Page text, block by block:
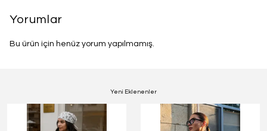
Yorumlar
Bu ürün için henüz yorum yapılmamış.
Yeni Eklenenler